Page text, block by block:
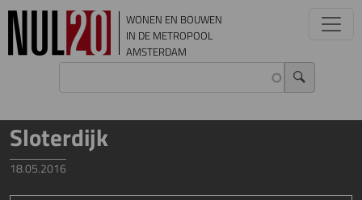
Overslaan en naar de inhoud gaan
WONEN EN BOUWEN
IN DE METROPOOL
AMSTERDAM
Sloterdijk
18.05.2016